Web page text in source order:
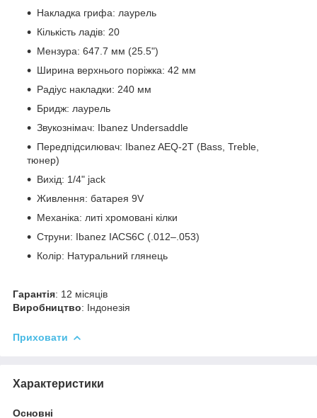
Накладка грифа: лаурель
Кількість ладів: 20
Мензура: 647.7 мм (25.5")
Ширина верхнього поріжка: 42 мм
Радіус накладки: 240 мм
Бридж: лаурель
Звукознімач: Ibanez Undersaddle
Передпідсилювач: Ibanez AEQ-2T (Bass, Treble,
тюнер)
Вихід: 1/4" jack
Живлення: батарея 9V
Механіка: литі хромовані кілки
Струни: Ibanez IACS6C (.012–.053)
Колір: Натуральний глянець
Гарантія: 12 місяців
Виробництво: Індонезія
Приховати
Характеристики
Основні